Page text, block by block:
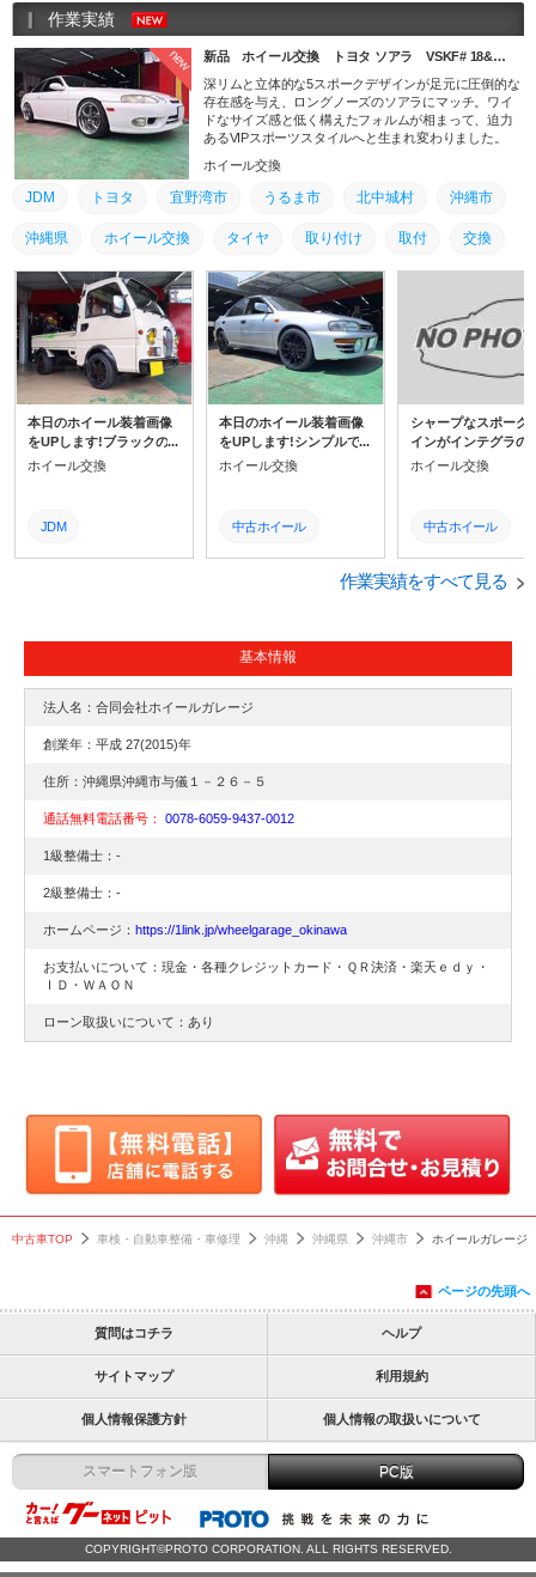
作業実績
new
新品 ホイール交換 トヨタ ソアラ VSKF# 18&…
深リムと立体的な5スポークデザインが足元に圧倒的な
存在感を与え、ロングノーズのソアラにマッチ。ワイ
ドなサイズ感と低く構えたフォルムが相まって、迫力
あるVIPスポーツスタイルへと生まれ変わりました。
ホイール交換
JDM トヨタ 宜野湾市 うるま市 北中城村 沖縄市
沖縄県 ホイール交換 タイヤ 取り付け 取付 交換
本日のホイール装着画像
をUPします!ブラックの5
スポークデザインがサン
にかかる時間は?↓詳細動
ホイール交換
JDM
北中城村
沖縄市
沖縄県
ホイール交換
タイヤ
取り付け
交換
本日のホイール装着画像
をUPします!シンプルで
シャープなスポークデザ
チし、足元を引き締まっ
た印象へ一新。タイヤを
交換(4本)するのにかかる
ホイール交換
中古ホイール
うるま市
北中城村
沖縄県
ホイール交換
シャープなスポーク
インがインテグラの
ーティなボディにマ
ストを抑えながら、
イリッシュなスポー
タイルに仕上がりま
た。↓詳細動画はこ
ホイール交換
中古ホイール
北中城村
作業実績をすべて見る
基本情報
法人名：合同会社ホイールガレージ
創業年：平成 27(2015)年
住所：沖縄県沖縄市与儀１－２６－５
通話無料電話番号： 0078-6059-9437-0012
1級整備士：-
2級整備士：-
ホームページ： https://1link.jp/wheelgarage_okinawa
お支払いについて：現金・各種クレジットカード・ＱＲ決済・楽天ｅｄｙ・
ＩＤ・ＷＡＯＮ
ローン取扱いについて：あり
中古車TOP 車検・自動車整備・車修理 沖縄 沖縄県 沖縄市 ホイールガレー
ページの先頭へ
質問はコチラ ヘルプ
サイトマップ 利用規約
個人情報保護方針 個人情報の取扱いについて
スマートフォン版 PC版
COPYRIGHT©PROTO CORPORATION. ALL RIGHTS RESERVED.